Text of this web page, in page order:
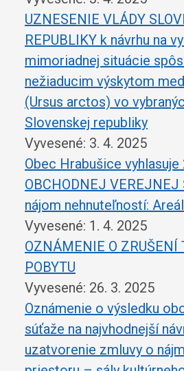
UZNESENIE VLÁDY
REPUBLIKY k návrhu na
mimoriadnej situácie
nežiaducim výskytom
(Ursus arctos) vo
Slovenskej republiky
Vyvesené: 3. 4. 2025
Obec Hrabušice vyhlasuje
OBCHODNEJ VEREJNEJ
nájom nehnuteľností:
Vyvesené: 1. 4. 2025
OZNÁMENIE O ZRUŠENÍ
POBYTU
Vyvesené: 26. 3. 2025
Oznámenie o výsledku
súťaže na najvhodnejší
uzatvorenie zmluvy o